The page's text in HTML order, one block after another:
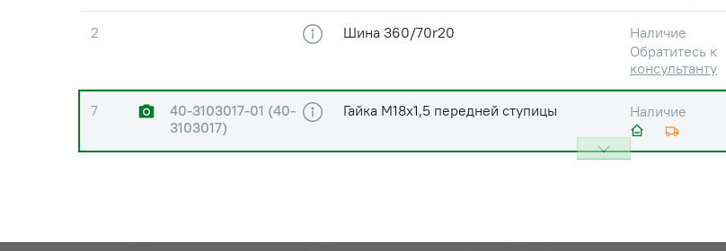
2 Шина 360/70r20
Наличие
Обратитесь к
консультанту
7
40-3103017-01 (40-
3103017)
Гайка М18х1,5 передней ступицы Наличие